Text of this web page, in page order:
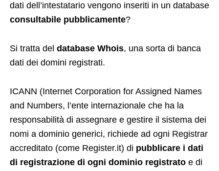
dati dell’intestatario vengono inseriti in un database
consultabile pubblicamente?
Si tratta del database Whois, una sorta di banca
dati dei domini registrati.
ICANN (Internet Corporation for Assigned Names
and Numbers, l’ente internazionale che ha la
responsabilità di assegnare e gestire il sistema dei
nomi a dominio generici, richiede ad ogni Registrar
accreditato (come Register.it) di pubblicare i dati
di registrazione di ogni dominio registrato e di